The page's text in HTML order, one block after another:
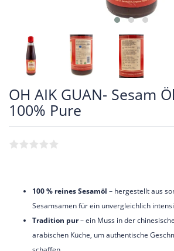
OH AIK GUAN- Sesam
100% Pure
100 % reines Sesamöl – hergestellt aus
Sesamsamen für ein unvergleichlich
Tradition pur– ein Muss in der
arabischen Küche, um authentische